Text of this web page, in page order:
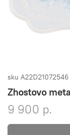
sku A22D21072546
Zhostovo
9 900 р.